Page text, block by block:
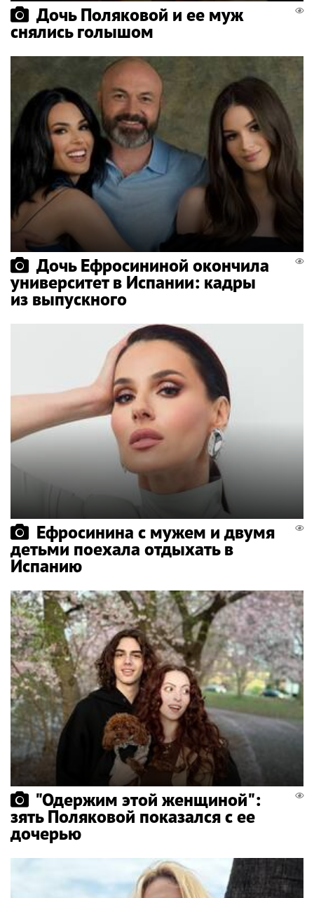
Дочь Поляковой и ее муж
снялись голышом
Дочь Ефросининой окончила
университет в Испании: кадры
из выпускного
Ефросинина с мужем и двумя
детьми поехала отдыхать в
Испанию
"Одержим этой женщиной":
зять Поляковой показался с ее
дочерью